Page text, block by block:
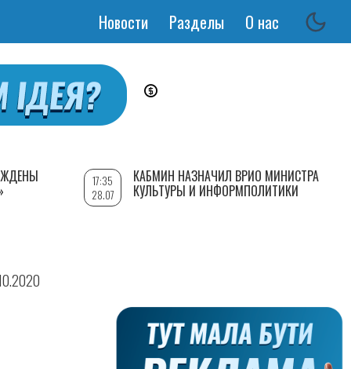
Основная
Новости Разделы О нас
17:35
28.07
КАБМИН НАЗНАЧИЛ ВРИО МИНИСТРА
КУЛЬТУРЫ И ИНФОРМПОЛИТИКИ